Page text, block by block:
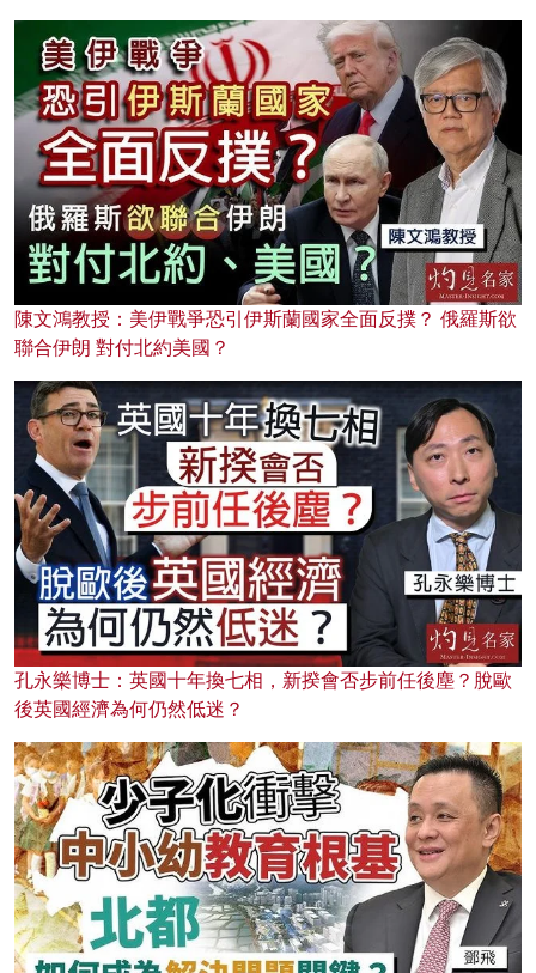
陳文鴻教授：美伊戰爭恐引伊斯蘭國家全面反撲？ 俄羅斯欲
聯合伊朗 對付北約美國？
孔永樂博士：英國十年換七相，新揆會否步前任後塵？脫歐
後英國經濟為何仍然低迷？